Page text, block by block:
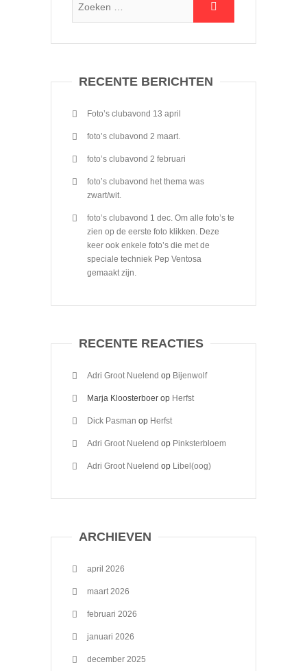
RECENTE BERICHTEN
Foto’s clubavond 13 april
foto’s clubavond 2 maart.
foto’s clubavond 2 februari
foto’s clubavond het thema was
zwart/wit.
foto’s clubavond 1 dec. Om alle foto’s te
zien op de eerste foto klikken. Deze
keer ook enkele foto’s die met de
speciale techniek Pep Ventosa
gemaakt zijn.
RECENTE REACTIES
Adri Groot Nuelend op Bijenwolf
Marja Kloosterboer op Herfst
Dick Pasman op Herfst
Adri Groot Nuelend op Pinksterbloem
Adri Groot Nuelend op Libel(oog)
ARCHIEVEN
april 2026
maart 2026
februari 2026
januari 2026
december 2025